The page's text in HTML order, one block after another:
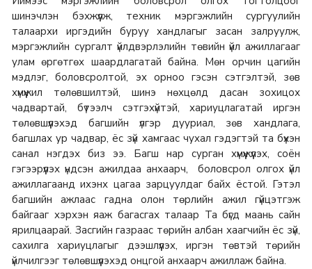
шинэчлэн бэхжүүлж, техник мэргэжлийн сургуулийн
талаархи иргэдийн буруу хандлагыг засан залруулж,
мэргэжлийн сургалт үйлдвэрлэлийн төвийн үйл ажиллагааг
улам өргөтгөх шаардлагатай байна. Мөн орчин цагийн
мэдлэг, боловсролтой, эх орноо гэсэн сэтгэлтэй, зөв
хүмүүжил төлөвшилтэй, шинэ нөхцөлд дасан зохицох
чадвартай, бүтээлч сэтгэхүйтэй, хариуцлагатай иргэн
төлөвшүүлэхэд багшийн үлгэр дууриал, зөв хандлага,
багшлах ур чадвар, ёс зүй хамгаас чухал гэдэгтэй та бүхэн
санал нэгдэх биз ээ. Багш нар сурган хүмүүжүүлэх, соён
гэгээрүүлэх үндсэн ажилдаа анхаарч, боловсрол олгох үйл
ажиллагаанд ихэнх цагаа зарцуулдаг байх ёстой. Гэтэл
багшийн ажлаас гадна олон төрлийн ажил гүйцэтгэж
байгааг хэрхэн яаж багасгах талаар Та бүгд маань сайн
ярилцаарай. Засгийн газраас төрийн албан хаагчийн ёс зүй,
сахилга хариуцлагыг дээшлүүлэх, иргэн төвтэй төрийн
үйлчилгээг төлөвшүүлэхэд онцгой анхаарч ажиллаж байна.